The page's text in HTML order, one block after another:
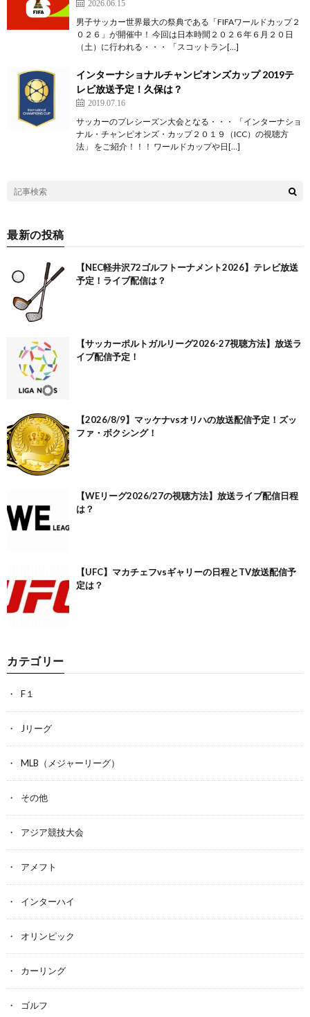
2026.06.15
男子サッカー世界最大の祭典である「FIFAワールドカップ２
０２６」が開催中！ 今回は日本時間２０２６年６月２０日
（土）に行われる・・・ 「スコットラン[…]
インターナショナルチャンピオンズカップ 2019テ
レビ放送予定！久保は？
2019.07.16
サッカーのプレシーズン大会となる・・・ 「インターナショ
ナル・チャンピオンズ・カップ２０１９（ICC）の視聴方
法」 をご紹介！！！ ワールドカップや日[…]
最新の投稿
【NEC軽井沢72ゴルフトーナメント2026】テレビ放送
予定！ライブ配信は？
【サッカーポルトガルリーグ2026-27視聴方法】放送ラ
イブ配信予定！
【2026/8/9】マッケナvsオリハの放送配信予定！ズッ
ファ・ボクシング！
【WEリーグ2026/27の視聴方法】放送ライブ配信日程
は？
【UFC】マカチェフvsギャリーの日程とTV放送配信予
定は？
カテゴリー
F１
Jリーグ
MLB（メジャーリーグ）
その他
アジア競技大会
アメフト
インターハイ
オリンピック
カーリング
ゴルフ